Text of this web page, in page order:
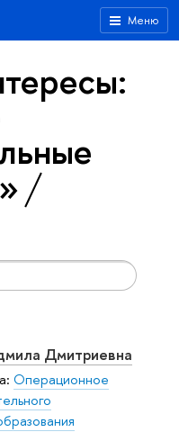
Меню
Дмитриевна
Операционное